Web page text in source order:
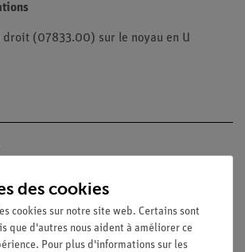
droit (07833.00) sur le noyau en U
gratuite à partir de 300,- €.
des cookies
cookies sur notre site web. Certains sont
que d'autres nous aident à améliorer ce
Pour plus d'informations sur les